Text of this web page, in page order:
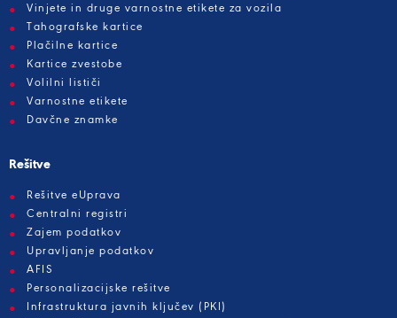
Vinjete in druge varnostne etikete za vozila
Tahografske kartice
Plačilne kartice
Kartice zvestobe
Volilni lističi
Varnostne etikete
Davčne znamke
Rešitve
Rešitve eUprava
Centralni registri
Zajem podatkov
Upravljanje podatkov
AFIS
Personalizacijske rešitve
Infrastruktura javnih ključev (PKI)